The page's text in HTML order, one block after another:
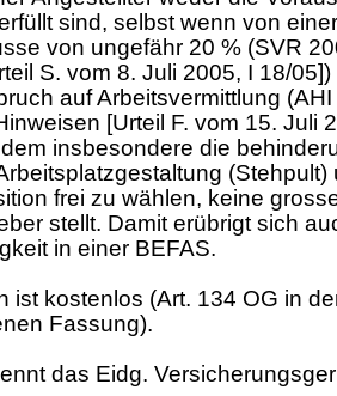
sind, selbst wenn von
von ungefähr 20 % (SVR
S. vom 8. Juli 2005, I 18/
auf Arbeitsvermittlung
[Urteil F. vom 15. Juli
insbesondere die
frei zu wählen, keine
stellt. Damit erübrigt sich
in einer BEFAS.
ist kostenlos (Art. 134 OG in
Fassung).
das Eidg.